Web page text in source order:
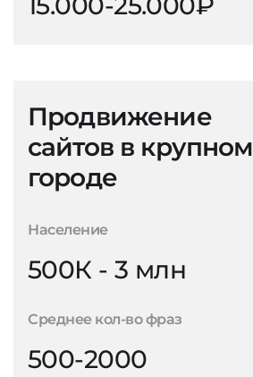
Продвижение
сайтов в крупном
городе
Население
500К - 3 млн
Среднее кол-во фраз
500-2000